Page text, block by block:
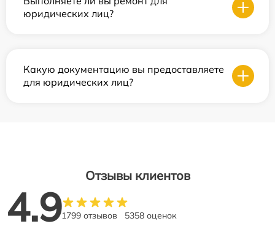
юридических лиц?
Какую документацию вы предоставляете
для юридических лиц?
Отзывы клиентов
4.91799 отзывов 5358 оценок